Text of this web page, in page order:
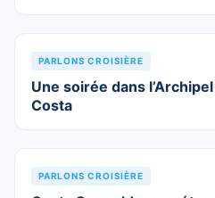
PARLONS CROISIÈRE
Une soirée dans
Costa
PARLONS CROISIÈRE